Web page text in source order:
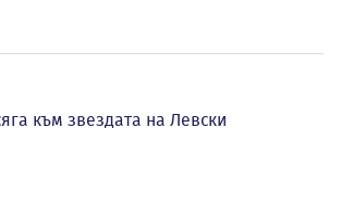
към звездата на Левски